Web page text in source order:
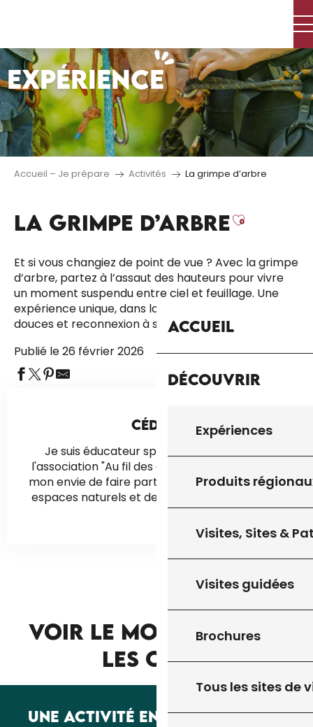
principal
Accueil
Découvrir
Expériences
Produits
Visites, Sites &
Visites guidées
Brochures
Tous les sites de
EXPÉRIENCE
Accueil – Je prépare Activités La grimpe d’arbre
LA GRIMPE D’ARBREAjouter
Et si vous changiez de point de vue ? Avec la grimpe
d’arbre, partez à l’assaut des hauteurs pour vivre
un moment suspendu entre ciel et feuillage. Une
expérience unique, dans la nature, sensations
douces et reconnexion à soi.
Publié le 26 février 2026
CÉDRIC
Je suis éducateur sportif et fondateur de
l'association "Au fil des cimes" afin de combler
mon envie de faire partager notre passion des
espaces naturels et des arbres en particulier.
VOIR LE MONDE DEPUIS
LES CIMES
UNE ACTIVITÉ ENTRE ÉQUILIBRE,